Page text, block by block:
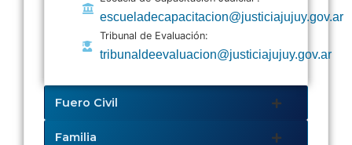
escueladecapacitacion@justiciajujuy.gov.ar
Tribunal de Evaluación:
tribunaldeevaluacion@justiciajujuy.gov.ar
Fuero Civil
Familia